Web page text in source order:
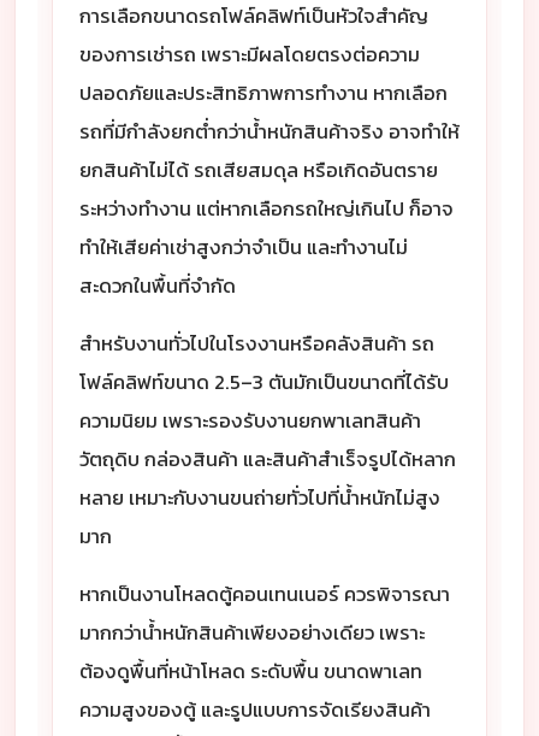
การเลือกขนาดรถโฟล์คลิฟท์เป็นหัวใจสำคัญ
ของการเช่ารถ เพราะมีผลโดยตรงต่อความ
ปลอดภัยและประสิทธิภาพการทำงาน หากเลือก
รถที่มีกำลังยกต่ำกว่าน้ำหนักสินค้าจริง อาจทำให้
ยกสินค้าไม่ได้ รถเสียสมดุล หรือเกิดอันตราย
ระหว่างทำงาน แต่หากเลือกรถใหญ่เกินไป ก็อาจ
ทำให้เสียค่าเช่าสูงกว่าจำเป็น และทำงานไม่
สะดวกในพื้นที่จำกัด
สำหรับงานทั่วไปในโรงงานหรือคลังสินค้า รถ
โฟล์คลิฟท์ขนาด 2.5–3 ตันมักเป็นขนาดที่ได้รับ
ความนิยม เพราะรองรับงานยกพาเลทสินค้า
วัตถุดิบ กล่องสินค้า และสินค้าสำเร็จรูปได้หลาก
หลาย เหมาะกับงานขนถ่ายทั่วไปที่น้ำหนักไม่สูง
มาก
หากเป็นงานโหลดตู้คอนเทนเนอร์ ควรพิจารณา
มากกว่าน้ำหนักสินค้าเพียงอย่างเดียว เพราะ
ต้องดูพื้นที่หน้าโหลด ระดับพื้น ขนาดพาเลท
ความสูงของตู้ และรูปแบบการจัดเรียงสินค้า